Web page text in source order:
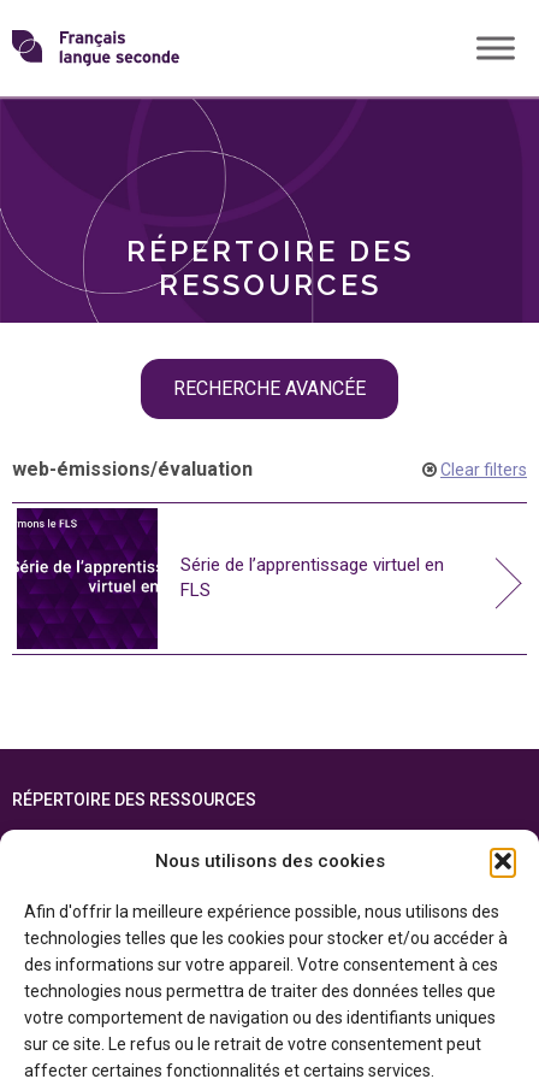
Nous utilisons des cookies
Afin d'offrir la meilleure expérience possible, nous utilisons des
technologies telles que les cookies pour stocker et/ou accéder à
des informations sur votre appareil. Votre consentement à ces
technologies nous permettra de traiter des données telles que
votre comportement de navigation ou des identifiants uniques
sur ce site. Le refus ou le retrait de votre consentement peut
affecter certaines fonctionnalités et certains services.
Skip
toTransformons
langue
RÉPERTOIRE DES
RESSOURCES
RECHERCHE AVANCÉE
THÈMES
web-émissions/évaluation Clear filters
Série de l’apprentissage virtuel en
FLS
RÉPERTOIRE DES RESSOURCES
ENGLISH
Cette ressource est réalisée grâce au soutien financier du gouvernement de
l’Ontario et du gouvernement duCanada par l’entremise du ministère du
Patrimoine canadien